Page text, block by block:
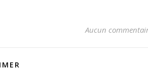
Aucun